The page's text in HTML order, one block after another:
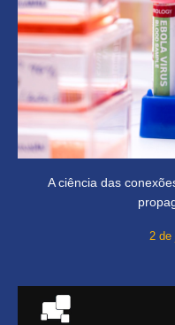
A ciência das
2 de